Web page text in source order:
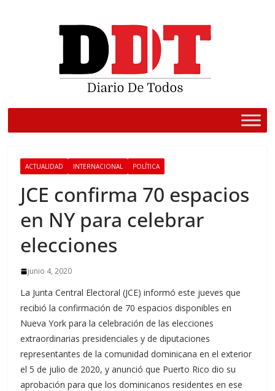
ACTUALIDAD INTERNACIONAL POLÍTICA
JCE confirma 70 espacios
en NY para celebrar
elecciones
junio 4, 2020
La Junta Central Electoral (JCE) informó este jueves que
recibió la confirmación de 70 espacios disponibles en
Nueva York para la celebración de las elecciones
extraordinarias presidenciales y de diputaciones
representantes de la comunidad dominicana en el exterior
el 5 de julio de 2020, y anunció que Puerto Rico dio su
aprobación para que los dominicanos residentes en ese